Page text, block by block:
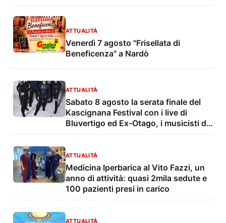
ATTUALITÀ
Venerdì 7 agosto "Frisellata di
Beneficenza" a Nardò
ATTUALITÀ
Sabato 8 agosto la serata finale del
Kascignana Festival con i live di
Bluvertigo ed Ex-Otago, i musicisti di
ATTUALITÀ
Medicina Iperbarica al Vito Fazzi, un
anno di attività: quasi 2mila sedute e
100 pazienti presi in carico
ATTUALITÀ